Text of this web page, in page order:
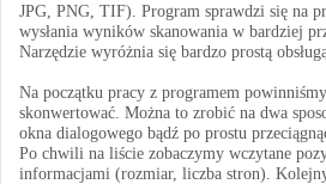
JPG, PNG, TIF). Program sprawdzi się na
wysłania wyników skanowania w bardziej
Narzędzie wyróżnia się bardzo prostą
Na początku pracy z programem
skonwertować. Można to zrobić na dwa
okna dialogowego bądź po prostu
Po chwili na liście zobaczymy wczytane
informacjami (rozmiar, liczba stron).